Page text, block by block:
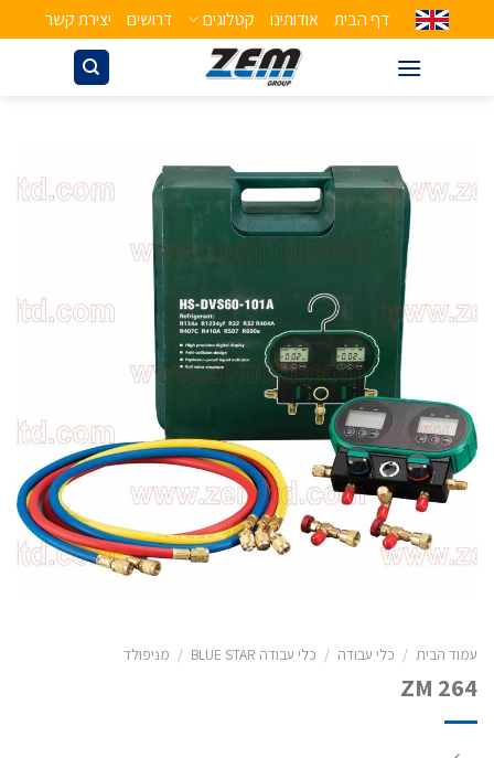
דף הבית אודותינו קטלוגים דרושים יצירת קשר
עמוד הבית / כלי עבודה / כלי עבודה BLUE STAR / מניפולד
ZM 264